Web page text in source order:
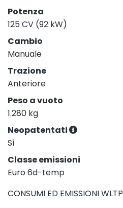
Potenza
125 CV (92 kW)
Cambio
Manuale
Trazione
Anteriore
Peso a vuoto
1.280 kg
Neopatentati
Sì
Classe emissioni
Euro 6d-temp
CONSUMI ED EMISSIONI WLTP